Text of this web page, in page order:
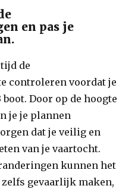
en pas je
de
controleren voordat je
boot. Door op de hoogte
je je plannen
dat je veilig en
van je vaartocht.
kunnen het
gevaarlijk maken,